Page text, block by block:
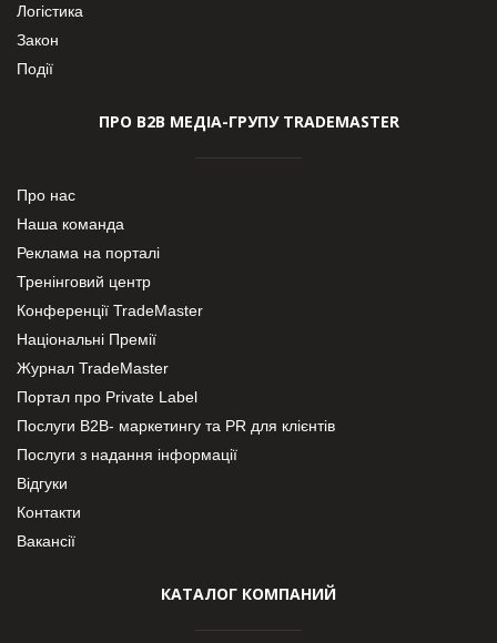
Логістика
Закон
Події
ПРО В2В МЕДІА-ГРУПУ TRADEMASTER
Про нас
Наша команда
Реклама на порталі
Тренінговий центр
Конференції TradeMaster
Національні Премії
Журнал TradeMaster
Портал про Private Label
Послуги В2В- маркетингу та PR для клієнтів
Послуги з надання інформації
Відгуки
Контакти
Вакансії
КАТАЛОГ КОМПАНИЙ